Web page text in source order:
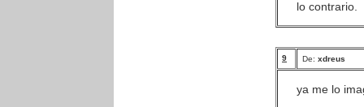
lo contrario.
9 De: xdreus
ya me lo